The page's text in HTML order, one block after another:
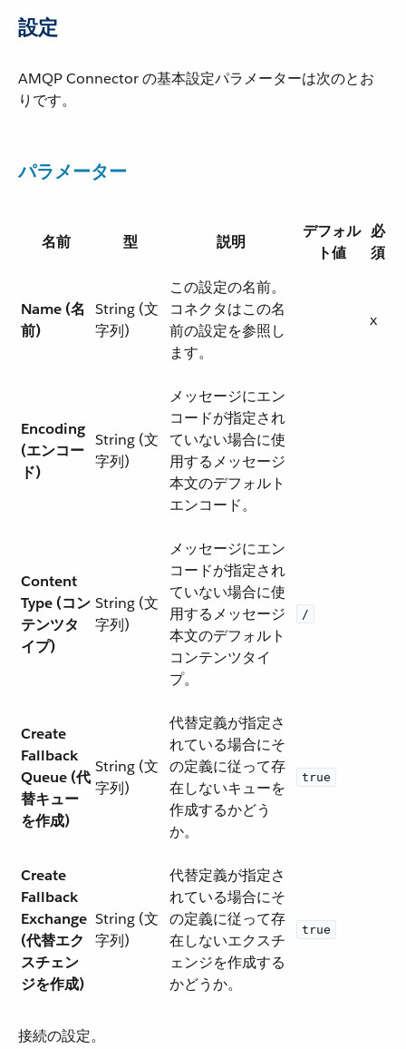
設定
AMQP Connector の基本設定パラメーターは次のとお
りです。
パラメーター
名前 型 説明
デフォル
ト値
必
須
Name (名
前)
String (文
字列)
この設定の名前。
コネクタはこの名
前の設定を参照し
ます。
x
Encoding
(エンコー
ド)
String (文
字列)
メッセージにエン
コードが指定され
ていない場合に使
用するメッセージ
本文のデフォルト
エンコード。
Content
Type (コン
テンツタ
イプ)
String (文
字列)
メッセージにエン
コードが指定され
ていない場合に使
用するメッセージ
本文のデフォルト
コンテンツタイ
プ。
/
Create
Fallback
Queue (代
替キュー
を作成)
String (文
字列)
代替定義が指定さ
れている場合にそ
の定義に従って存
在しないキューを
作成するかどう
か。
true
Create
Fallback
Exchange
(代替エク
スチェン
ジを作成)
String (文
字列)
代替定義が指定さ
れている場合にそ
の定義に従って存
在しないエクスチ
ェンジを作成する
かどうか。
true
接続の設定。